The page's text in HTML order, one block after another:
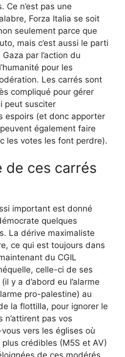
Ce n’est pas une
Forza Italia se soit
seulement parce que
mais c’est aussi le parti
par l’action du
pour les
Les carrés sont
compliqué pour gérer
peut susciter
espoirs (et donc apporter
également faire
les votes les font perdre).
de ces carrés
important est donné
quelques
La dérive maximaliste
ce qui est toujours dans
du CGIL
celle-ci de ses
y a d’abord eu l’alarme
pro-palestine) au
la flottilla, pour ignorer le
pas vos
vers les églises où
crédibles (M5S et AV)
de ces modérés